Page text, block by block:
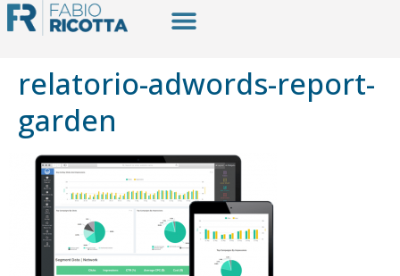
relatorio-adwords-report-
garden